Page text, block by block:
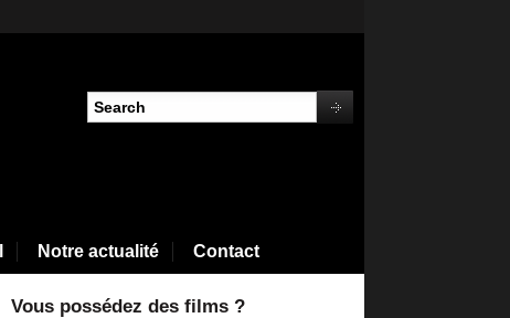
Notre actualité Contact
Vous possédez des films ?